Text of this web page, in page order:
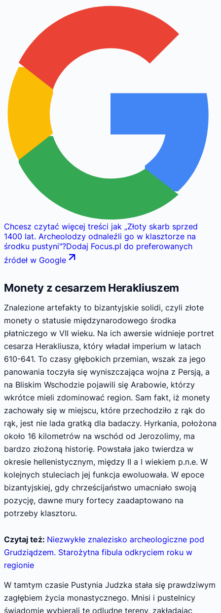
Chcesz czytać więcej treści jak „Złoty skarb sprzed
1400 lat. Archeolodzy odnaleźli go w klasztorze na
środku pustyni"?Dodaj Focus.pl do preferowanych
źródeł w Google
Monety z cesarzem Herakliuszem
Znalezione artefakty to bizantyjskie solidi, czyli złote
monety o statusie międzynarodowego środka
płatniczego w VII wieku. Na ich awersie widnieje portret
cesarza Herakliusza, który władał imperium w latach
610-641. To czasy głębokich przemian, wszak za jego
panowania toczyła się wyniszczająca wojna z Persją, a
na Bliskim Wschodzie pojawili się Arabowie, którzy
wkrótce mieli zdominować region. Sam fakt, iż monety
zachowały się w miejscu, które przechodziło z rąk do
rąk, jest nie lada gratką dla badaczy. Hyrkania, położona
około 16 kilometrów na wschód od Jerozolimy, ma
bardzo złożoną historię. Powstała jako twierdza w
okresie hellenistycznym, między II a I wiekiem p.n.e. W
kolejnych stuleciach jej funkcja ewoluowała. W epoce
bizantyjskiej, gdy chrześcijaństwo umacniało swoją
pozycję, dawne mury fortecy zaadaptowano na
potrzeby klasztoru.
Czytaj też: Niezwykłe znalezisko archeologiczne pod
Grudziądzem. Starożytna fibula odkryciem roku w
regionie
W tamtym czasie Pustynia Judzka stała się prawdziwym
zagłębiem życia monastycznego. Mnisi i pustelnicy
świadomie wybierali te odludne tereny, zakładając